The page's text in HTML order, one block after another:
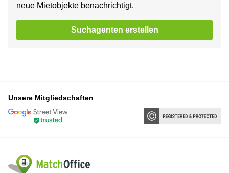
neue Mietobjekte benachrichtigt.
Suchagenten erstellen
Unsere Mitgliedschaften